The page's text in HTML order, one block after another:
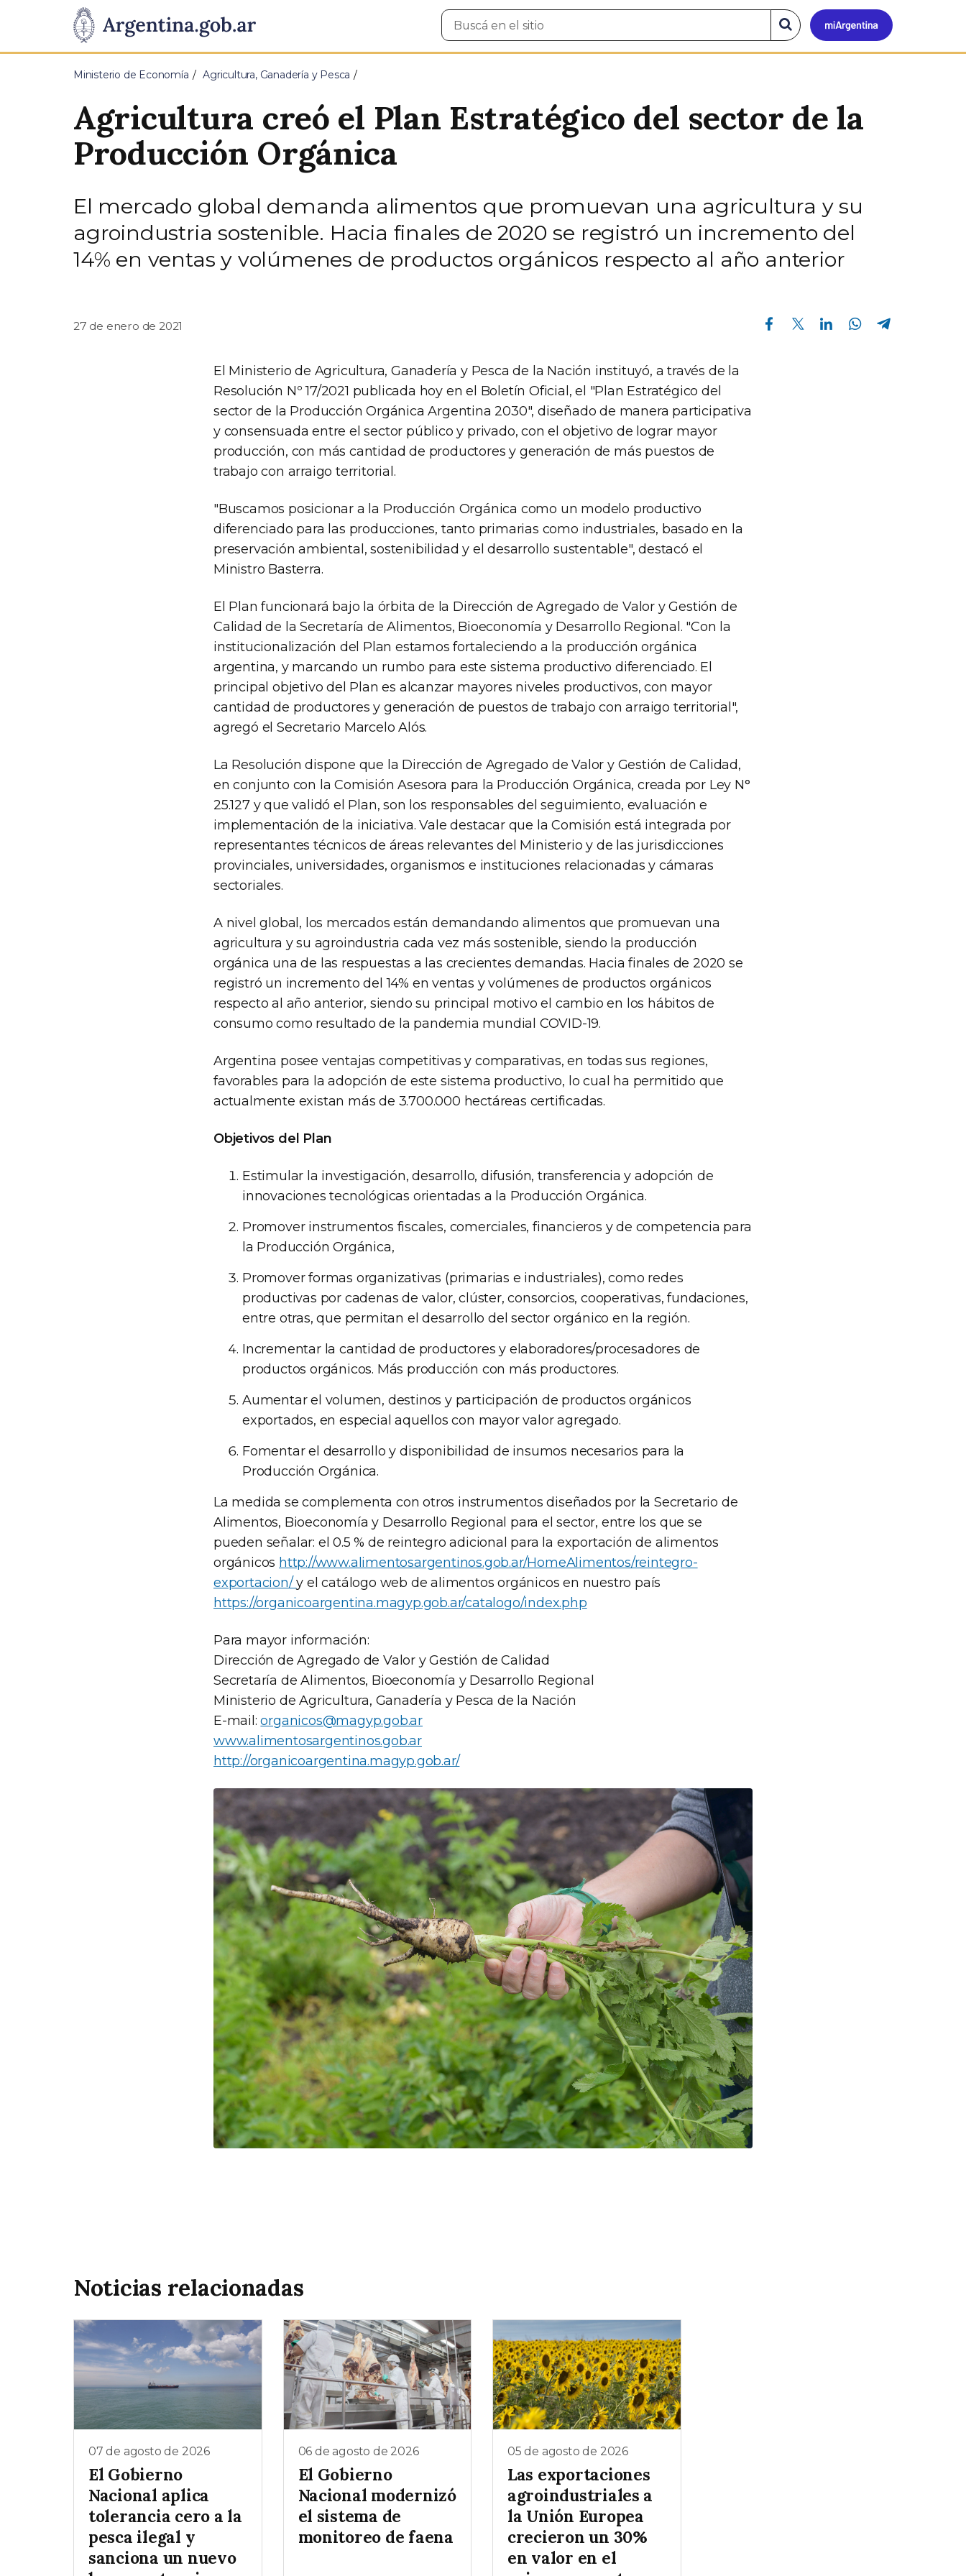
Presidencia
de
Pasar al contenido principal
Mi
Buscar
en
Buscar
en
el
Ministerio de Economía Agricultura, Ganadería y Pesca
Agricultura creó el Plan Estratégico del sector de la
Producción Orgánica
El mercado global demanda alimentos que promuevan una agricultura y su
agroindustria sostenible. Hacia finales de 2020 se registró un incremento del
14% en ventas y volúmenes de productos orgánicos respecto al año anterior
27 de enero de 2021
Compartir en Facebook Compartir en Twitter Compartir en Linkedin Compartir en Whatsapp
El Ministerio de Agricultura, Ganadería y Pesca de la Nación instituyó, a través de la
Resolución Nº 17/2021 publicada hoy en el Boletín Oficial, el "Plan Estratégico del
sector de la Producción Orgánica Argentina 2030", diseñado de manera participativa
y consensuada entre el sector público y privado, con el objetivo de lograr mayor
producción, con más cantidad de productores y generación de más puestos de
trabajo con arraigo territorial.
"Buscamos posicionar a la Producción Orgánica como un modelo productivo
diferenciado para las producciones, tanto primarias como industriales, basado en la
preservación ambiental, sostenibilidad y el desarrollo sustentable", destacó el
Ministro Basterra.
El Plan funcionará bajo la órbita de la Dirección de Agregado de Valor y Gestión de
Calidad de la Secretaría de Alimentos, Bioeconomía y Desarrollo Regional. "Con la
institucionalización del Plan estamos fortaleciendo a la producción orgánica
argentina, y marcando un rumbo para este sistema productivo diferenciado. El
principal objetivo del Plan es alcanzar mayores niveles productivos, con mayor
cantidad de productores y generación de puestos de trabajo con arraigo territorial",
agregó el Secretario Marcelo Alós.
La Resolución dispone que la Dirección de Agregado de Valor y Gestión de Calidad,
en conjunto con la Comisión Asesora para la Producción Orgánica, creada por Ley N°
25.127 y que validó el Plan, son los responsables del seguimiento, evaluación e
implementación de la iniciativa. Vale destacar que la Comisión está integrada por
representantes técnicos de áreas relevantes del Ministerio y de las jurisdicciones
provinciales, universidades, organismos e instituciones relacionadas y cámaras
sectoriales.
A nivel global, los mercados están demandando alimentos que promuevan una
agricultura y su agroindustria cada vez más sostenible, siendo la producción
orgánica una de las respuestas a las crecientes demandas. Hacia finales de 2020 se
registró un incremento del 14% en ventas y volúmenes de productos orgánicos
respecto al año anterior, siendo su principal motivo el cambio en los hábitos de
consumo como resultado de la pandemia mundial COVID-19.
Argentina posee ventajas competitivas y comparativas, en todas sus regiones,
favorables para la adopción de este sistema productivo, lo cual ha permitido que
actualmente existan más de 3.700.000 hectáreas certificadas.
Objetivos del Plan
Estimular la investigación, desarrollo, difusión, transferencia y adopción de
innovaciones tecnológicas orientadas a la Producción Orgánica.
Promover instrumentos fiscales, comerciales, financieros y de competencia para
la Producción Orgánica,
Promover formas organizativas (primarias e industriales), como redes
productivas por cadenas de valor, clúster, consorcios, cooperativas, fundaciones,
entre otras, que permitan el desarrollo del sector orgánico en la región.
Incrementar la cantidad de productores y elaboradores/procesadores de
productos orgánicos. Más producción con más productores.
Aumentar el volumen, destinos y participación de productos orgánicos
exportados, en especial aquellos con mayor valor agregado.
Fomentar el desarrollo y disponibilidad de insumos necesarios para la
Producción Orgánica.
La medida se complementa con otros instrumentos diseñados por la Secretario de
Alimentos, Bioeconomía y Desarrollo Regional para el sector, entre los que se
pueden señalar: el 0.5 % de reintegro adicional para la exportación de alimentos
orgánicos http://www.alimentosargentinos.gob.ar/HomeAlimentos/reintegro-
exportacion/y el catálogo web de alimentos orgánicos en nuestro país
https://organicoargentina.magyp.gob.ar/catalogo/index.php
Para mayor información:
Dirección de Agregado de Valor y Gestión de Calidad
Secretaría de Alimentos, Bioeconomía y Desarrollo Regional
Ministerio de Agricultura, Ganadería y Pesca de la Nación
E-mail:organicos@magyp.gob.ar
www.alimentosargentinos.gob.ar
http://organicoargentina.magyp.gob.ar/
Noticias relacionadas
07 de agosto de 2026
El Gobierno
Nacional aplica
tolerancia cero a la
pesca ilegal y
sanciona un nuevo
06 de agosto de 2026
El Gobierno
Nacional modernizó
el sistema de
monitoreo de faena
05 de agosto de 2026
Las exportaciones
agroindustriales a
la Unión Europea
crecieron un 30%
en valor en el